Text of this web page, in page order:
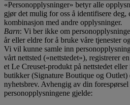
«Personopplysninger» betyr alle
gjør det mulig for oss å identifisere deg,
kombinasjon med andre opplysninger.
Barn: Vi ber ikke om
år eller eldre for å bruke våre tjenester
Vi vil kunne samle inn
vårt nettsted («nettstedet»), registrerer
et Le Creuset-produkt på nettstedet
butikker (Signature Boutique og Outlet)
nyhetsbrev. Avhengig av din
personopplysningene gjelde: